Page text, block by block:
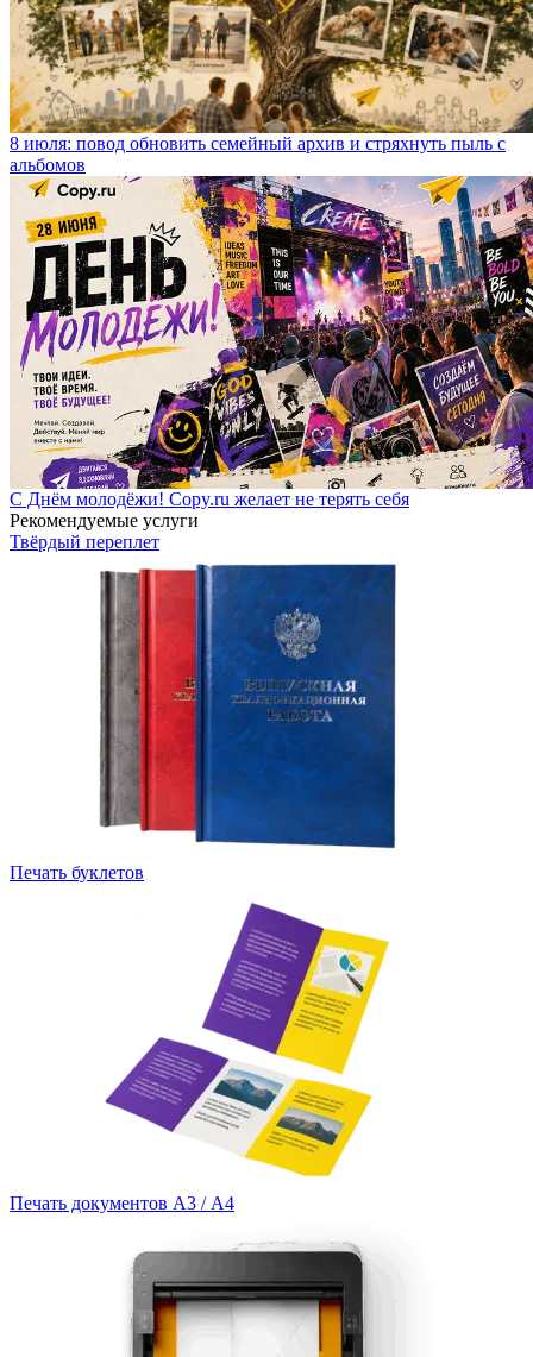
8 июля: повод обновить семейный архив и стряхнуть пыль с
альбомов
С Днём молодёжи! Copy.ru желает не терять себя
Рекомендуемые услуги
Твёрдый переплет
Печать буклетов
Печать документов А3 / А4